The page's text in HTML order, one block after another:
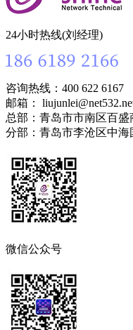
24小时热线(刘经理)
咨询热线：400 622 6167
邮箱：
总部：青岛市市南区百盛
分部：青岛市李沧区中海
微信公众号